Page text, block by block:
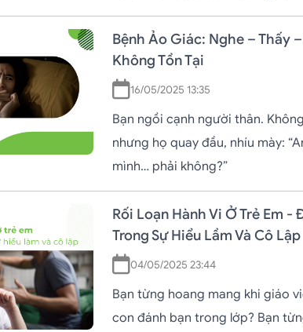
Bệnh Ảo Giác: Nghe – Thấy
Không Tồn Tại
16/05/2025 13:35
Bạn ngồi cạnh người thân.
nhưng họ quay đầu, nhíu mày:
mình… phải không?”
Rối Loạn Hành Vi Ở Trẻ Em
Trong Sự Hiểu Lầm Và Cô Lập
04/05/2025 23:44
Bạn từng hoang mang khi giáo
con đánh bạn trong lớp? Bạn